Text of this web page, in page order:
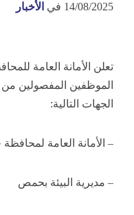
14/08/2025 في الأخبار
تعلن الأمانة العامة
الموظفين المفصولين من
الجهات التالية:
– الأمانة العامة
– مديرية البيئة بحمص